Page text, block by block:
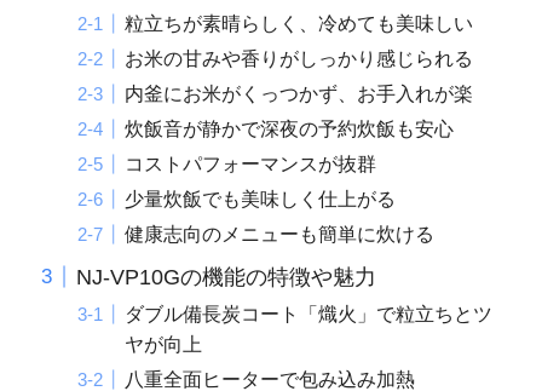
粒立ちが素晴らしく、冷めても美味しい
お米の甘みや香りがしっかり感じられる
内釜にお米がくっつかず、お手入れが楽
炊飯音が静かで深夜の予約炊飯も安心
コストパフォーマンスが抜群
少量炊飯でも美味しく仕上がる
健康志向のメニューも簡単に炊ける
NJ-VP10Gの機能の特徴や魅力
ダブル備長炭コート「熾火」で粒立ちとツ
ヤが向上
八重全面ヒーターで包み込み加熱